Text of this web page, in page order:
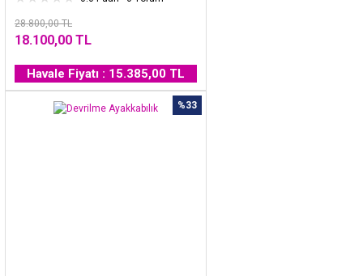
28.800,00 TL
18.100,00 TL
Havale Fiyatı : 15.385,00 TL
%33